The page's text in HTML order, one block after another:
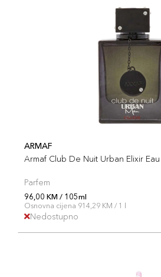
ARMAF
Armaf Club De Nuit Urban Elixir
Parfem
96,00 KM / 105ml
Osnovna cijena 914,29 KM / 1 l
Nedostupno